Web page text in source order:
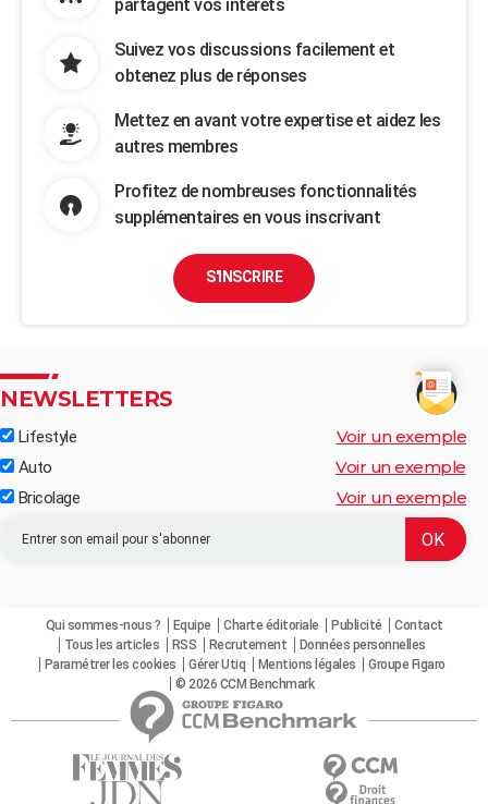
partagent vos intérêts
Suivez vos discussions facilement et
obtenez plus de réponses
Mettez en avant votre expertise et aidez les
autres membres
Profitez de nombreuses fonctionnalités
supplémentaires en vous inscrivant
S'INSCRIRE
NEWSLETTERS
Lifestyle Voir un exemple
Auto Voir un exemple
Bricolage Voir un exemple
Qui sommes-nous ? Equipe Charte éditoriale Publicité
Contact
Tous les articles
RSS Recrutement
Données personnelles
Paramétrer les cookies
Gérer Utiq Mentions légales
Groupe Figaro
© 2026 CCM Benchmark